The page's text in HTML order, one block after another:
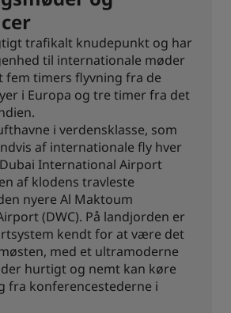
trafikalt knudepunkt og har
til internationale møder
fem timers flyvning fra de
i Europa og tre timer fra det
i verdensklasse, som
af internationale fly hver
International Airport
af klodens travleste
nyere Al Maktoum
(DWC). På landjorden er
kendt for at være det
med et ultramoderne
hurtigt og nemt kan køre
fra konferencestederne i